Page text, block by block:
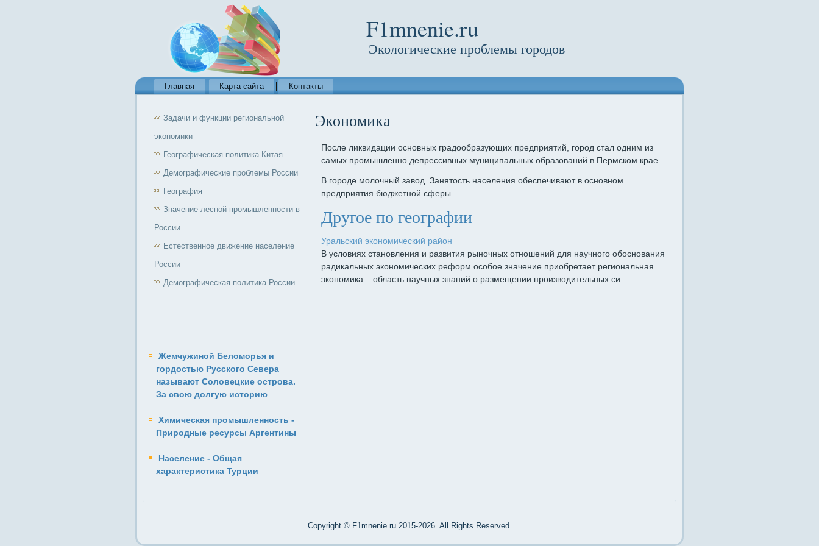
F1mnenie.ru
Экологические проблемы городов
Главная Карта сайта Контакты
Задачи и функции региональной
экономики
Географическая политика Китая
Демографические проблемы России
География
Значение лесной промышленности в
России
Естественное движение население
России
Демографическая политика России
Жемчужиной Беломорья и
гордостью Русского Севера
называют Соловецкие острова.
За свою долгую историю
Химическая промышленность -
Природные ресурсы Аргентины
Население - Общая
характеристика Турции
Экономика
После ликвидации основных градообразующих предприятий, город стал одним из
самых промышленно депрессивных муниципальных образований в Пермском крае.
В городе молочный завод. Занятость населения обеспечивают в основном
предприятия бюджетной сферы.
Другое по географии
Уральский экономический район
В условиях становления и развития рыночных отношений для научного обоснования
радикальных экономических реформ особое значение приобретает региональная
экономика – область научных знаний о размещении производительных си ...
Copyright © F1mnenie.ru 2015-2026. All Rights Reserved.